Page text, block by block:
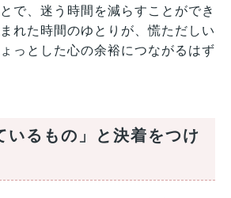
で、迷う時間を減らすことができ
れた時間のゆとりが、慌ただしい
っとした心の余裕につながるはず
いるもの」と決着をつけ